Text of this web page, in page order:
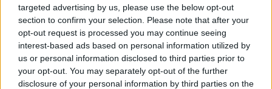
targeted advertising by us, please use the below opt-out
section to confirm your selection. Please note that after your
opt-out request is processed you may continue seeing
interest-based ads based on personal information utilized by
us or personal information disclosed to third parties prior to
your opt-out. You may separately opt-out of the further
disclosure of your personal information by third parties on the
A post shared by Kate Hudson (@katehudson)